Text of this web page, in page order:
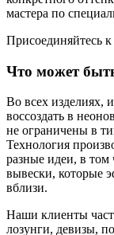
мастера по
Присоединяйтесь
Что может
Во всех изделиях,
воссоздать в
не ограничены в
Технология
разные идеи, в том
вывески, которые
вблизи.
Наши клиенты
лозунги, девизы,